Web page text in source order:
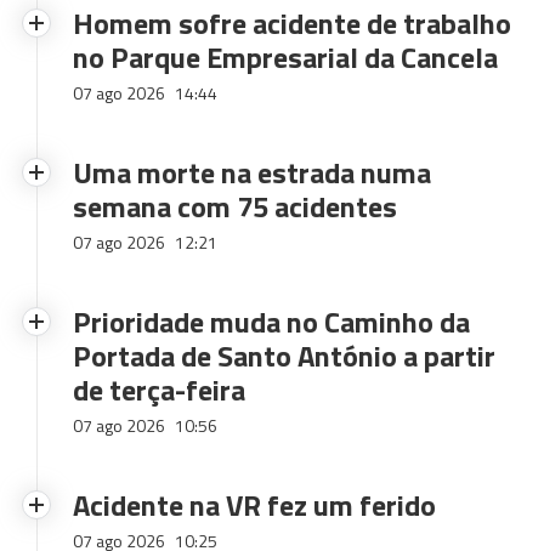
Homem sofre acidente de trabalho
no Parque Empresarial da Cancela
07 ago 2026 14:44
Uma morte na estrada numa
semana com 75 acidentes
07 ago 2026 12:21
Prioridade muda no Caminho da
Portada de Santo António a partir
de terça-feira
07 ago 2026 10:56
Acidente na VR fez um ferido
07 ago 2026 10:25